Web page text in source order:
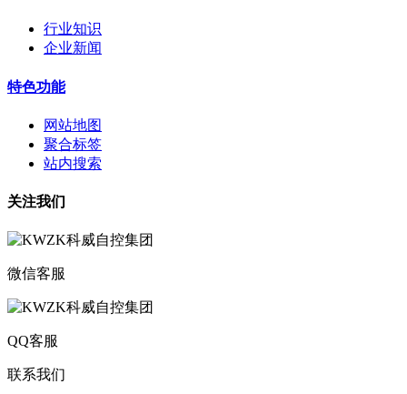
行业知识
企业新闻
特色功能
网站地图
聚合标签
站内搜索
关注我们
微信客服
QQ客服
联系我们